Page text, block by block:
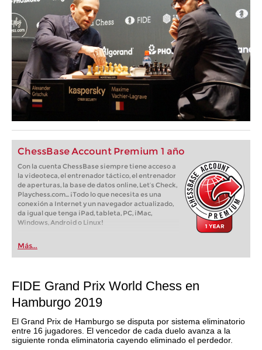
ChessBase Account Premium 1 año
Con la cuenta ChessBase siempre tiene acceso a
la videoteca, el entrenador táctico, el entrenador
de aperturas, la base de datos online, Let’s Check,
Playchess.com... ¡Todo lo que necesita es una
conexión a Internet y un navegador actualizado,
da igual que tenga iPad, tableta, PC, iMac,
Windows, Android o Linux!
Más...
FIDE Grand Prix World Chess en
Hamburgo 2019
El Grand Prix de Hamburgo se disputa por sistema eliminatorio
entre 16 jugadores. El vencedor de cada duelo avanza a la
siguiente ronda eliminatoria cayendo eliminado el perdedor.